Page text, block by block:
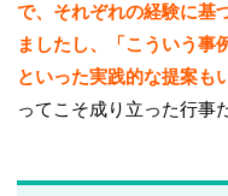
で、それぞれの経験に基
ましたし、「こういう事
といった実践的な提案も
ってこそ成り立った行事